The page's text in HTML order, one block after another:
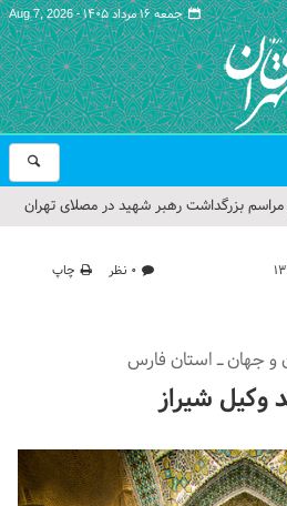
جمعه ۱۶ مرداد ۱۴۰۵ - Aug 7, 2026
مراسم بزرگداشت رهبر شهید در مصلای تهران
علی‌اکبری؛ خطیب این هفته نماز جمعه تهران
نماز بر پیکر امام شهید انقلاب اسلامی ایران
بزرگداشت آقای شهید ایران
۰ نظر
چاپ
و جهان ـ استان فارس
شیراز